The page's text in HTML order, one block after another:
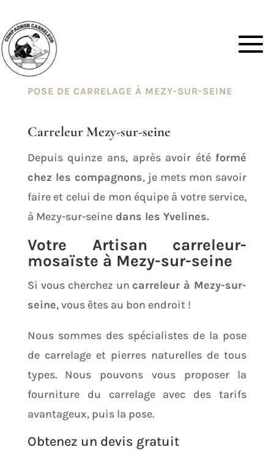
POSE DE CARRELAGE À MEZY-SUR-SEINE
Carreleur Mezy-sur-seine
Depuis quinze ans, après avoir été formé
chez les compagnons, je mets mon savoir
faire et celui de mon équipe à votre service,
à Mezy-sur-seinedans les Yvelines.
Votre Artisan carreleur-
mosaïste à Mezy-sur-seine
Si vous cherchez un carreleur à Mezy-sur-
seine, vous êtes au bon endroit !
Nous sommes des spécialistes de la pose
de carrelage et pierres naturelles de tous
types. Nous pouvons vous proposer la
fourniture du carrelage avec des tarifs
avantageux, puis la pose.
Obtenez un devis gratuit